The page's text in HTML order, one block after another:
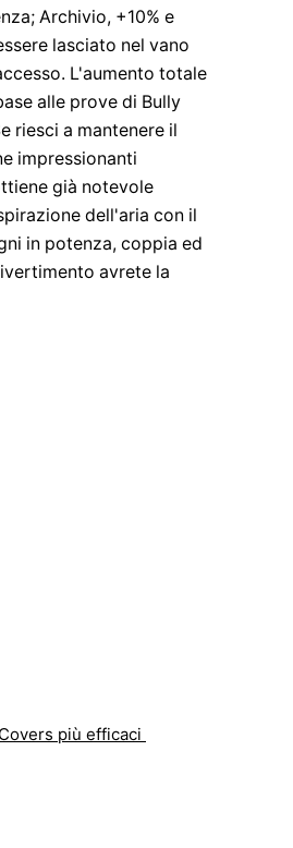
Archivio, +10% e
lasciato nel vano
L'aumento totale
alle prove di Bully
riesci a mantenere il
impressionanti
già notevole
dell'aria con il
in potenza, coppia ed
avrete la
più efficaci